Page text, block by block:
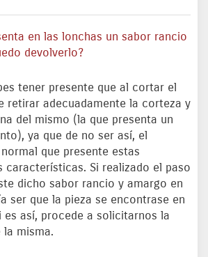
en las lonchas un sabor rancio
devolverlo?
tener presente que al cortar el
retirar adecuadamente la corteza y
del mismo (la que presenta un
ya que de no ser así, el
que presente estas
características. Si realizado el paso
dicho sabor rancio y amargo en
ser que la pieza se encontrase en
es así, procede a solicitarnos la
la misma.